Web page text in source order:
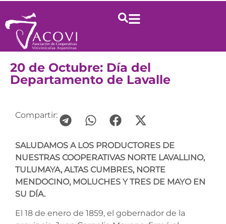
20 de Octubre: Día del
Departamento de Lavalle
Compartir:
SALUDAMOS A LOS PRODUCTORES DE
NUESTRAS COOPERATIVAS NORTE LAVALLINO,
TULUMAYA, ALTAS CUMBRES, NORTE
MENDOCINO, MOLUCHES Y TRES DE MAYO EN
SU DÍA.
El 18 de enero de 1859, el gobernador de la